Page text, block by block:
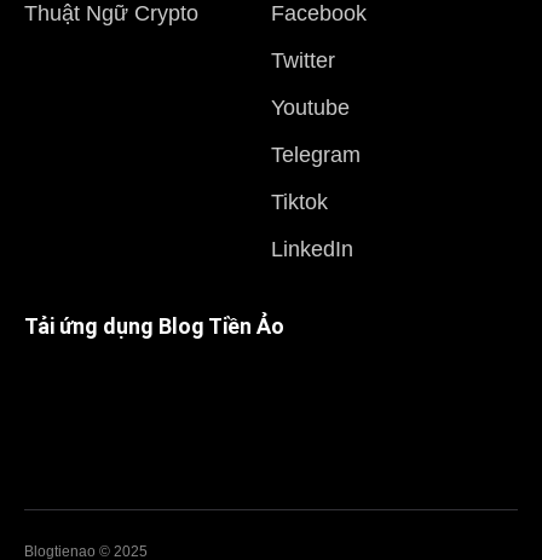
Thuật Ngữ Crypto
Facebook
Twitter
Youtube
Telegram
Tiktok
LinkedIn
Tải ứng dụng Blog Tiền Ảo
Blogtienao © 2025